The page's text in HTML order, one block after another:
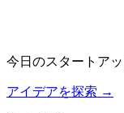
今日のスタートア
アイデアを探索 →